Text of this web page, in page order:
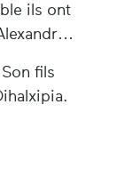
ils ont
:
fils